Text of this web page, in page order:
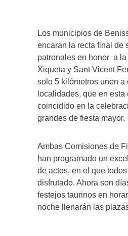
Los municipios de
encaran la recta final de
patronales en honor a
Xiqueta y Sant Vicent
solo 5 kilómetros unen a
localidades, que en esta
coincidido en la
grandes de fiesta mayor.
Ambas Comisiones de
han programado un
de actos, en el que
disfrutado. Ahora son
festejos taurinos en
noche llenarán las